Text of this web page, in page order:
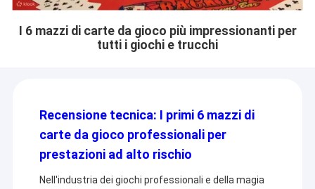
I 6 mazzi di carte da gioco più impressionanti per
tutti i giochi e trucchi
Recensione tecnica: I primi 6 mazzi di
carte da gioco professionali per
prestazioni ad alto rischio
Nell'industria dei giochi professionali e della magia